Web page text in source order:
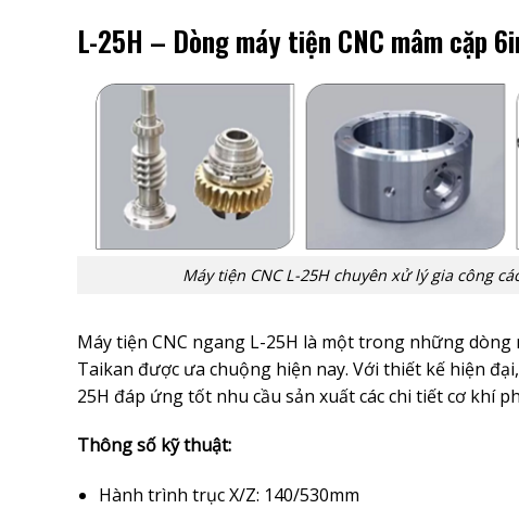
L-25H – Dòng máy tiện CNC mâm cặp
Máy tiện CNC L-25H chuyên xử lý gia công
Máy tiện CNC ngang L-25H là một trong những dòng
Taikan được ưa chuộng hiện nay. Với thiết kế hiện
25H đáp ứng tốt nhu cầu sản xuất các chi tiết cơ khí
Thông số kỹ thuật:
Hành trình trục X/Z: 140/530mm